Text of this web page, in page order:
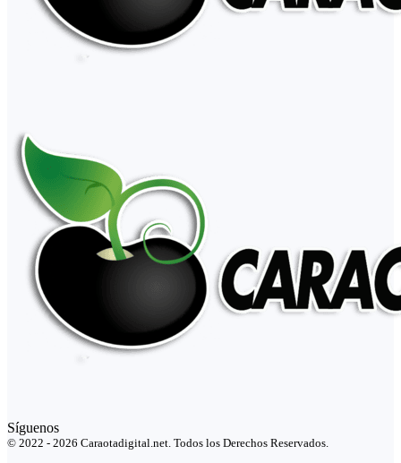
Síguenos
© 2022 - 2026 Caraotadigital.net. Todos los Derechos Reservados.